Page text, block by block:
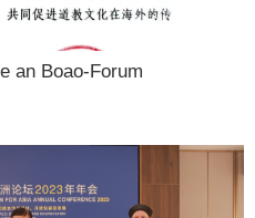
an Boao-Forum